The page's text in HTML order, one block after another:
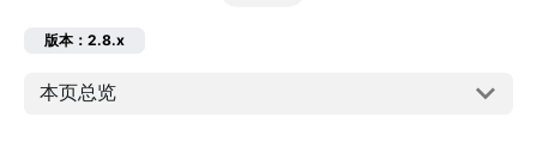
版本：2.8.x
本页总览